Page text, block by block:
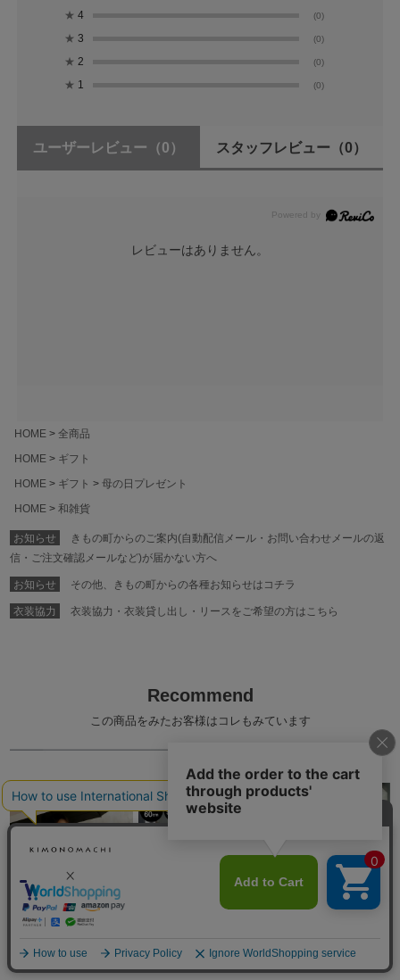
★ 4 (0)
★ 3 (0)
★ 2 (0)
★ 1 (0)
ユーザーレビュー （0） スタッフレビュー （0）
レビューはありません。
HOME
全商品
HOME
ギフト
HOME
ギフト
母の日プレゼント
HOME
和雑貨
お知らせ
きもの町からのご案内(自動配信メール・お問い合わせメールの返
信・ご注文確認メールなど)が届かない方へ
お知らせ その他、きもの町からの各種お知らせはコチラ
衣装協力 衣装協力・衣装貸し出し・リースをご希望の方はこちら
Recommend
この商品をみたお客様はコレもみています